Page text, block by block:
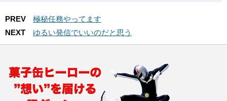
PREV
極秘任務やってます
NEXT
ゆるい発信でいいのだと思う